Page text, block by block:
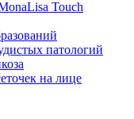
Touch
патологий
на лице